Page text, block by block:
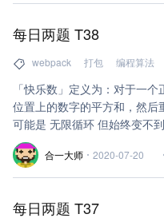
每日两题 T38
webpack 打包 编程算法
「快乐数」定义为：对于一
位置上的数字的平方和，然
可能是 无限循环 但始终变不
是快乐数。
合一大师 2020-07-20
每日两题 T37